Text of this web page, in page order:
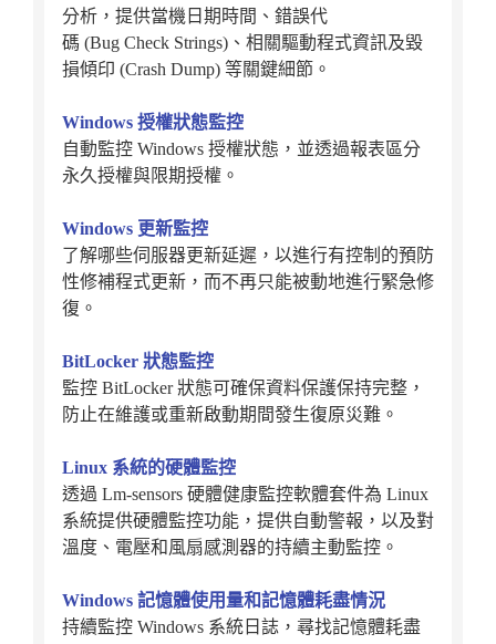
分析，提供當機日期時間、錯誤代
碼 (Bug Check Strings)、相關驅動程式資訊及毀
損傾印 (Crash Dump) 等關鍵細節。
Windows 授權狀態監控
自動監控 Windows 授權狀態，並透過報表區分
永久授權與限期授權。
Windows 更新監控
了解哪些伺服器更新延遲，以進行有控制的預防
性修補程式更新，而不再只能被動地進行緊急修
復。
BitLocker 狀態監控
監控 BitLocker 狀態可確保資料保護保持完整，
防止在維護或重新啟動期間發生復原災難。
Linux 系統的硬體監控
透過 Lm-sensors 硬體健康監控軟體套件為 Linux
系統提供硬體監控功能，提供自動警報，以及對
溫度、電壓和風扇感測器的持續主動監控。
Windows 記憶體使用量和記憶體耗盡情況
持續監控 Windows 系統日誌，尋找記憶體耗盡